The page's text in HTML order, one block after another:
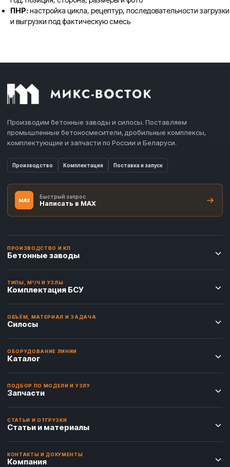
ПНР: настройка цикла, рецептур, последовательности загрузки
и выгрузки под фактическую смесь
Производим бетонные заводы и силосы. Поставляем
промышленные бетоносмесители, дробильные комплексы,
комплектующие и запчасти по России и Беларуси.
Производство Комплектация Поставка и запуск
MAX
Быстрый запрос
Написать в MAX
ПРОИЗВОДСТВО И КП
Бетонные заводы
ТИПЫ, М³/Ч И УЗЛЫ
Комплектация БСУ
ОБЪЁМ, МАТЕРИАЛ И ЗАДАЧА
Силосы
ОБОРУДОВАНИЕ ЛИНИИ
Каталог
ПОДБОР ПО МОДЕЛИ И УЗЛУ
Запчасти
СТАТЬИ И ОТГРУЗКИ
Статьи и материалы
КОНТАКТЫ И ДОКУМЕНТЫ
Компания